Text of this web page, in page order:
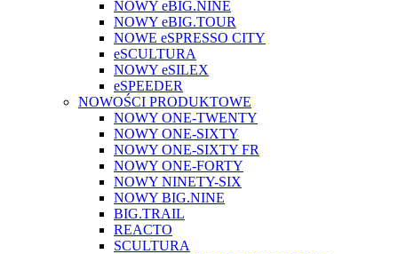
NOWY eBIG.NINE
NOWY eBIG.TOUR
NOWE eSPRESSO CITY
eSCULTURA
NOWY eSILEX
eSPEEDER
NOWOŚCI PRODUKTOWE
NOWY ONE-TWENTY
NOWY ONE-SIXTY
NOWY ONE-SIXTY FR
NOWY ONE-FORTY
NOWY NINETY-SIX
NOWY BIG.NINE
BIG.TRAIL
REACTO
SCULTURA